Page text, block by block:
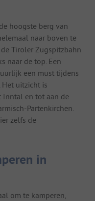
hoogste berg van
naar boven te
Tiroler Zugspitzbahn
naar de top. Een
een must tijdens
uitzicht is
Inntal en tot aan de
Partenkirchen.
zelfs de
in
om te kamperen,